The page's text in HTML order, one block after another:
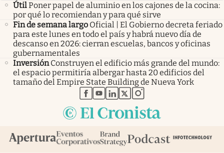
ÚtilPoner papel de aluminio en los cajones de la cocina:
por qué lo recomiendan y para qué sirve
Fin de semana largo Oficial | El Gobierno decreta feriado
para este lunes en todo el país y habrá nuevo día de
descanso en 2026: cierran escuelas, bancos y oficinas
gubernamentales
Inversión Construyen el edificio más grande del mundo:
el espacio permitiría albergar hasta 20 edificios del
tamaño del Empire State Building de Nueva York
abre en nueva pestaña
abre en nueva pestaña
abre en nueva pestaña
abre en nueva pestaña
abre en nueva pestaña